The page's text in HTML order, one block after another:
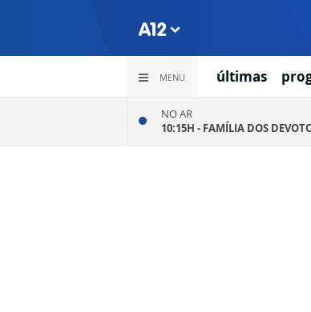
MENU últimas
NO AR
10:15H - FAMÍLIA DOS